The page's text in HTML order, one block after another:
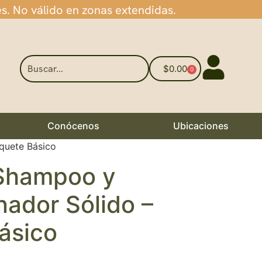
No válido en zonas extendidas.
$0.00 0
Conócenos
Ubicaciones
Básico
y
Sólido –